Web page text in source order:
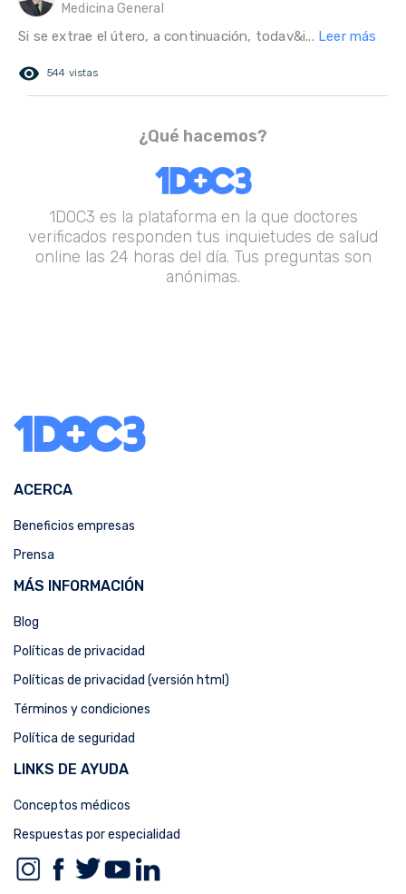
Medicina General
Si se extrae el útero, a continuación, todav&i... Leer más
remove_red_eye 544 vistas
¿Qué hacemos?
1DOC3 es la plataforma en la que doctores
verificados responden tus inquietudes de salud
online las 24 horas del día. Tus preguntas son
anónimas.
ACERCA
Beneficios empresas
Prensa
MÁS INFORMACIÓN
Blog
Políticas de privacidad
Políticas de privacidad (versión html)
Términos y condiciones
Política de seguridad
LINKS DE AYUDA
Conceptos médicos
Respuestas por especialidad